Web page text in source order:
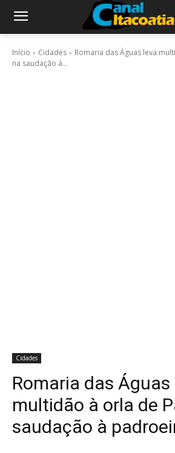
Início Cidades
Romaria das Águas leva
na saudação à...
Cidades
Romaria das Águas
multidão à orla de
saudação à